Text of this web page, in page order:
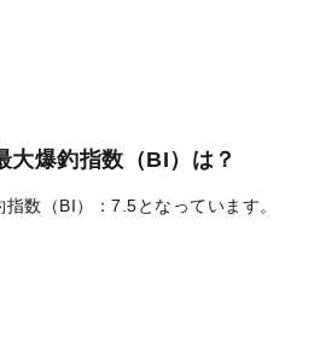
爆釣指数（BI）は？
数（BI）：7.5となっています。